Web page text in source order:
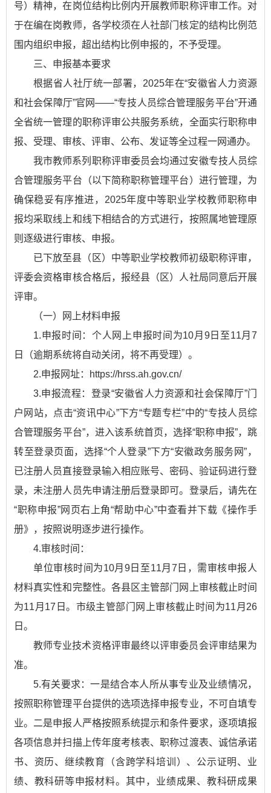
号）精神，在岗位结构比例内开展教师职称评审工作。对
于在编在岗教师，各学校须在人社部门核定的结构比例范
围内组织申报，超出结构比例申报的，不予受理。
三、申报基本要求
根据省人社厅统一部署，2025年在“安徽省人力资源
和社会保障厅”官网——“专技人员综合管理服务平台”开通
全省统一管理的职称评审公共服务系统，全面实行职称申
报、受理、审核、评审、公布、发证等全过程一网通办。
我市教师系列职称评审委员会均通过安徽专技人员综
合管理服务平台（以下简称职称管理平台）进行管理，为
确保稳妥有序推进，2025年度中等职业学校教师职称申
报均采取线上和线下相结合的方式进行，按照属地管理原
则逐级进行审核、申报。
已下放至县（区）中等职业学校教师初级职称评审，
评委会资格审核合格后，报经县（区）人社局同意后开展
评审。
（一）网上材料申报
1.申报时间：个人网上申报时间为10月9日至11月7
日（逾期系统将自动关闭，将不再受理）。
2.申报网址：https://hrss.ah.gov.cn/
3.申报流程：登录“安徽省人力资源和社会保障厅”门
户网站，点击“资讯中心”下方“专题专栏”中的“专技人员综
合管理服务平台”，进入该系统首页，选择“职称申报”，跳
转至登录页面，选择“个人登录”下方“安徽政务服务网”，
已注册人员直接登录输入相应账号、密码、验证码进行登
录，未注册人员先申请注册后登录即可。登录后，请先在
“职称申报”网页右上角“帮助中心”中查看并下载《操作手
册》，按照说明逐步进行操作。
4.审核时间：
单位审核时间为10月9日至11月7日，需审核申报人
材料真实性和完整性。各县区主管部门网上审核截止时间
为11月17日。市级主管部门网上审核截止时间为11月26
日。
教师专业技术资格评审最终以评审委员会评审结果为
准。
5.有关要求：一是结合本人所从事专业及业绩情况，
按照职称管理平台提供的选项选择申报专业，不可自填专
业。二是申报人严格按照系统提示和条件要求，逐项填报
各项信息并扫描上传年度考核表、职称过渡表、诚信承诺
书、资历、继续教育（含跨学科培训）、公示证明、业
绩、教科研等申报材料。其中，业绩成果、教科研成果